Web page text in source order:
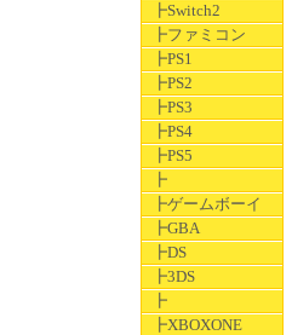
┣Switch2
┣ファミコン
┣PS1
┣PS2
┣PS3
┣PS4
┣PS5
┣
┣ゲームボーイ
┣GBA
┣DS
┣3DS
┣
┣XBOXONE